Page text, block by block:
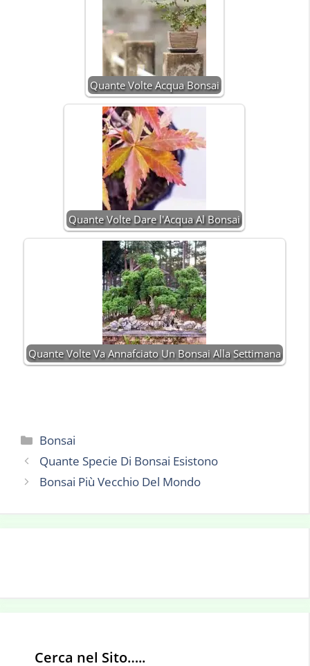
Quante Volte Acqua Bonsai
Quante Volte Dare l'Acqua Al Bonsai
Quante Volte Va Annafciato Un Bonsai Alla Settimana
Categorie
Bonsai
Quante Specie Di Bonsai Esistono
Bonsai Più Vecchio Del Mondo
Cerca nel Sito…..